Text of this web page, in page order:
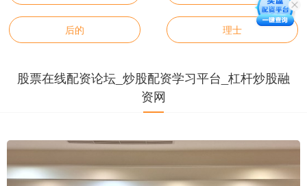
后的 理士
股票在线配资论坛_炒股配资学习平台_杠杆炒股融
资网